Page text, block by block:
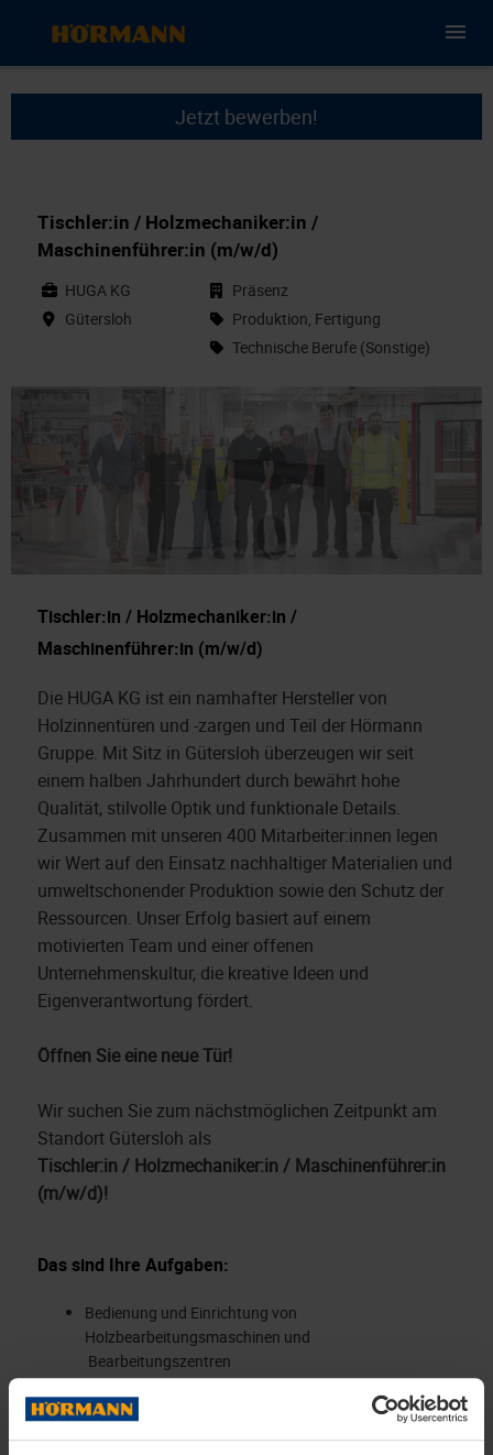
Jetzt bewerben!
Tischler:in / Holzmechaniker:in /
Maschinenführer:in (m/w/d)
HUGA KG
Gütersloh
Präsenz
Produktion, Fertigung
Technische Berufe (Sonstige)
Tischler:in / Holzmechaniker:in /
Maschinenführer:in (m/w/d)
Die HUGA KG ist ein namhafter Hersteller von
Holzinnentüren und -zargen und Teil der Hörmann
Gruppe. Mit Sitz in Gütersloh überzeugen wir seit
einem halben Jahrhundert durch bewährt hohe
Qualität, stilvolle Optik und funktionale Details.
Zusammen mit unseren 400 Mitarbeiter:innen legen
wir Wert auf den Einsatz nachhaltiger Materialien und
umweltschonender Produktion sowie den Schutz der
Ressourcen. Unser Erfolg basiert auf einem
motivierten Team und einer offenen
Unternehmenskultur, die kreative Ideen und
Eigenverantwortung fördert.
Öffnen Sie eine neue Tür!
Wir suchen Sie zum nächstmöglichen Zeitpunkt am
Standort Gütersloh als
Tischler:in / Holzmechaniker:in / Maschinenführer:in
(m/w/d)!
Das sind Ihre Aufgaben:
Bedienung und Einrichtung von
Holzbearbeitungsmaschinen und
Bearbeitungszentren
Überwachung des Produktionsprozesses sowie
permanente Optimierung des Prozessablaufs
Durchführung von umfassenden Qualitätskontrollen